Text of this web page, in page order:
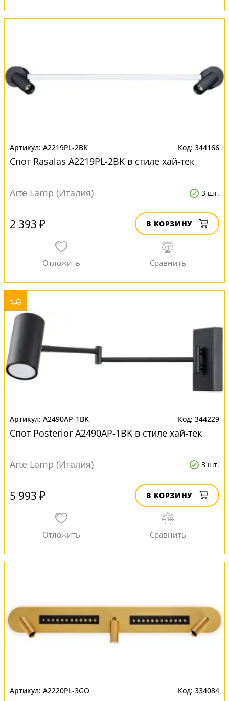
A2219PL-2BK 344166
Спот Rasalas A2219PL-2BK в стиле хай-тек
Arte Lamp (Италия) 3 шт.
2 393 ₽ В КОРЗИНУ
A2490AP-1BK 344229
Спот Posterior A2490AP-1BK в стиле хай-тек
Arte Lamp (Италия) 3 шт.
5 993 ₽ В КОРЗИНУ
A2220PL-3GO 334084